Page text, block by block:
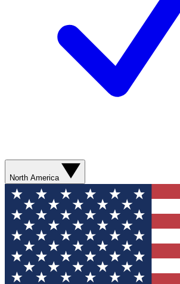
North America